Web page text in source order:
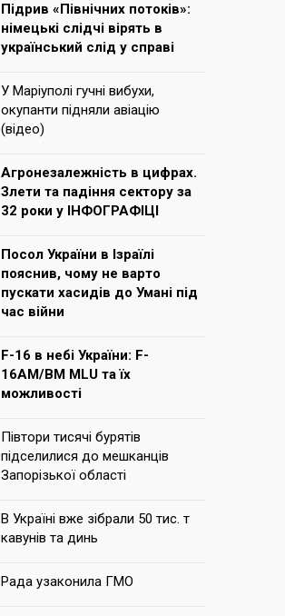
Підрив «Північних потоків»:
німецькі слідчі вірять в
український слід у справі
У Маріуполі гучні вибухи,
окупанти підняли авіацію
(відео)
Агронезалежність в цифрах.
Злети та падіння сектору за
32 роки у ІНФОГРАФІЦІ
Посол України в Ізраїлі
пояснив, чому не варто
пускати хасидів до Умані під
час війни
F-16 в небі України: F-
16AM/BM MLU та їх
можливості
Півтори тисячі бурятів
підселилися до мешканців
Запорізької області
В Україні вже зібрали 50 тис. т
кавунів та динь
Рада узаконила ГМО